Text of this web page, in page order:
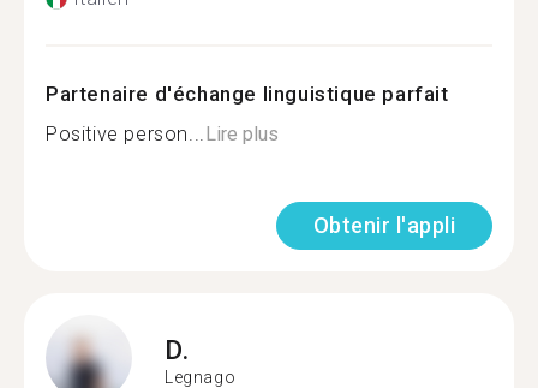
Partenaire d'échange linguistique parfait
Positive person...Lire plus
Obtenir l'appli
D.
Legnago